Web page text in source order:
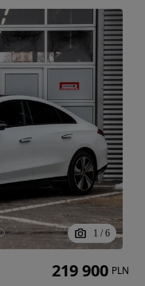
1 / 6
219 900 PLN